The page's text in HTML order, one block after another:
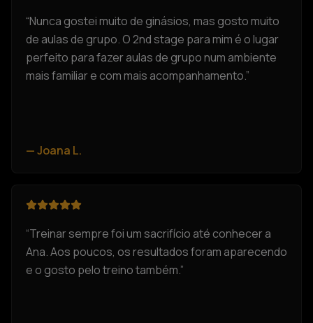
“Nunca gostei muito de ginásios, mas gosto muito
de aulas de grupo. O 2nd stage para mim é o lugar
perfeito para fazer aulas de grupo num ambiente
mais familiar e com mais acompanhamento.”
—Joana L.
“Treinar sempre foi um sacrifício até conhecer a
Ana. Aos poucos, os resultados foram aparecendo
e o gosto pelo treino também.”